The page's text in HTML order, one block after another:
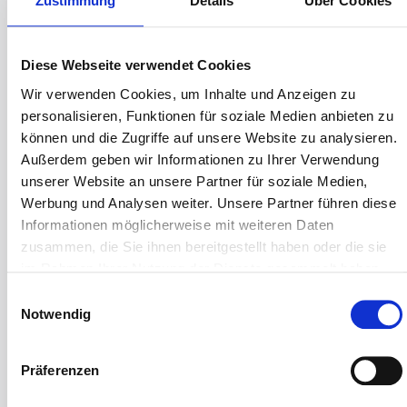
Diese Webseite verwendet Cookies
Wir verwenden Cookies, um Inhalte und Anzeigen zu
personalisieren, Funktionen für soziale Medien anbieten zu
können und die Zugriffe auf unsere Website zu analysieren.
Außerdem geben wir Informationen zu Ihrer Verwendung
unserer Website an unsere Partner für soziale Medien,
Werbung und Analysen weiter. Unsere Partner führen diese
Informationen möglicherweise mit weiteren Daten
zusammen, die Sie ihnen bereitgestellt haben oder die sie
Notwendig
Präferenzen
1. Which Medium is to be processed?
Chemical Formula*
Degree of Purity
for DM-Water (µS/cm)
Concentration in % by weight
Are concentrations different?